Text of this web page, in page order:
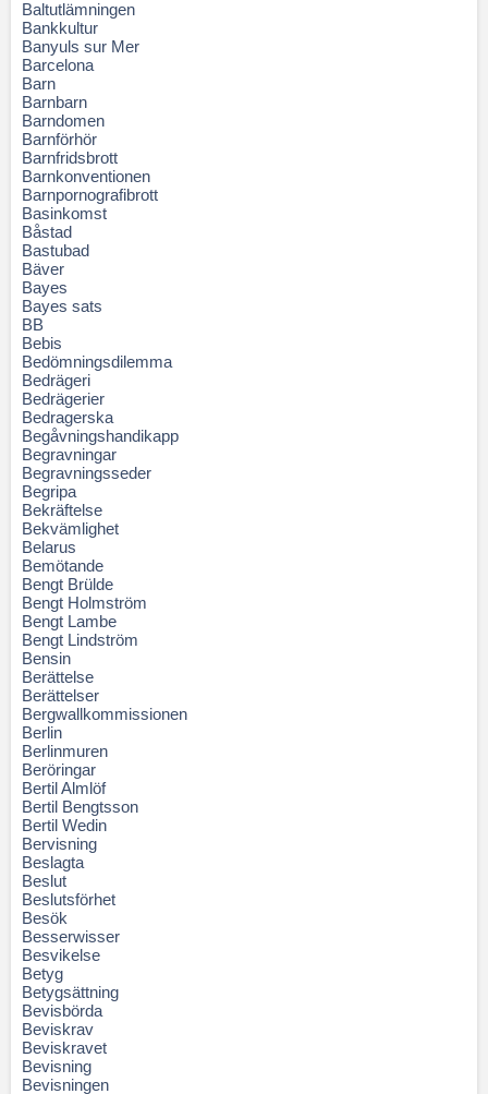
Baltutlämningen
Bankkultur
Banyuls sur Mer
Barcelona
Barn
Barnbarn
Barndomen
Barnförhör
Barnfridsbrott
Barnkonventionen
Barnpornografibrott
Basinkomst
Båstad
Bastubad
Bäver
Bayes
Bayes sats
BB
Bebis
Bedömningsdilemma
Bedrägeri
Bedrägerier
Bedragerska
Begåvningshandikapp
Begravningar
Begravningsseder
Begripa
Bekräftelse
Bekvämlighet
Belarus
Bemötande
Bengt Brülde
Bengt Holmström
Bengt Lambe
Bengt Lindström
Bensin
Berättelse
Berättelser
Bergwallkommissionen
Berlin
Berlinmuren
Beröringar
Bertil Almlöf
Bertil Bengtsson
Bertil Wedin
Bervisning
Beslagta
Beslut
Beslutsförhet
Besök
Besserwisser
Besvikelse
Betyg
Betygsättning
Bevisbörda
Beviskrav
Beviskravet
Bevisning
Bevisningen